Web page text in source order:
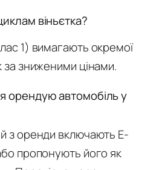
віньєтка?
1) вимагають окремої
за зниженими цінами.
орендую автомобіль у
з оренди включають E-
пропонують його як